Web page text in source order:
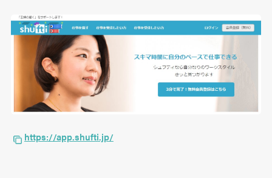
https://app.shufti.jp/